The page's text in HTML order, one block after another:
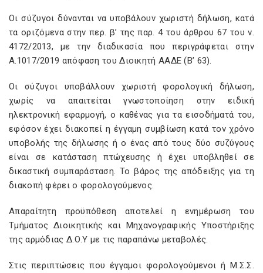
Οι σύζυγοι δύνανται να υποβάλουν χωριστή δήλωση, κατά
τα οριζόμενα στην περ. β’ της παρ. 4 του άρθρου 67 του ν.
4172/2013, με την διαδικασία που περιγράφεται στην
Α.1017/2019 απόφαση του Διοικητή ΑΑΔΕ (Β’ 63).
Οι σύζυγοι υποβάλλουν χωριστή φορολογική δήλωση,
χωρίς να απαιτείται γνωστοποίηση στην ειδική
ηλεκτρονική εφαρμογή, ο καθένας για τα εισοδήματά του,
εφόσον έχει διακοπεί η έγγαμη συμβίωση κατά τον χρόνο
υποβολής της δήλωσης ή ο ένας από τους δύο συζύγους
είναι σε κατάσταση πτώχευσης ή έχει υποβληθεί σε
δικαστική συμπαράσταση. Το βάρος της απόδειξης για τη
διακοπή φέρει ο φορολογούμενος.
Απαραίτητη προϋπόθεση αποτελεί η ενημέρωση του
Τμήματος Διοικητικής και Μηχανογραφικής Υποστήριξης
της αρμόδιας Δ.Ο.Υ με τις παραπάνω μεταβολές.
Στις περιπτώσεις που έγγαμοι φορολογούμενοι ή Μ.Σ.Σ.